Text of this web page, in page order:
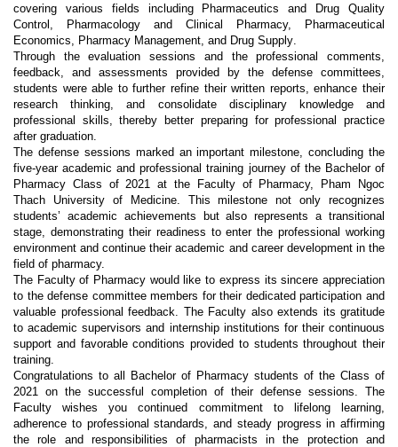
covering various fields including Pharmaceutics and Drug Quality
Control, Pharmacology and Clinical Pharmacy, Pharmaceutical
Economics, Pharmacy Management, and Drug Supply
Through the evaluation sessions and the professional comments,
feedback, and assessments provided by the defense committees,
students were able to further refine their written reports, enhance their
research thinking, and consolidate disciplinary knowledge and
professional skills, thereby better preparing for professional practice
after graduation.
The defense sessions marked an important milestone, concluding the
five-year academic and professional training journey of the Bachelor of
Pharmacy Class of 2021 at the Faculty of Pharmacy, Pham Ngoc
Thach University of Medicine. This milestone not only recognizes
students’ academic achievements but also represents a transitional
stage, demonstrating their readiness to enter the professional working
environment and continue their academic and career development in the
field of pharmacy.
The Faculty of Pharmacy would like to express its sincere appreciation
to the defense committee members for their dedicated participation and
valuable professional feedback. The Faculty also extends its gratitude
to academic supervisors and internship institutions for their continuous
support and favorable conditions provided to students throughout their
training.
Congratulations to all Bachelor of Pharmacy students of the Class of
2021 on the successful completion of their defense sessions. The
Faculty wishes you continued commitment to lifelong learning,
adherence to professional standards, and steady progress in affirming
the role and responsibilities of pharmacists in the protection and